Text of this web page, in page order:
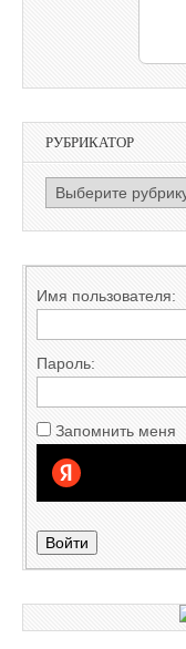
РУБРИКАТОР
РУБРИКАТОР
Имя пользователя:
Пароль:
Запомнить меня
Войти